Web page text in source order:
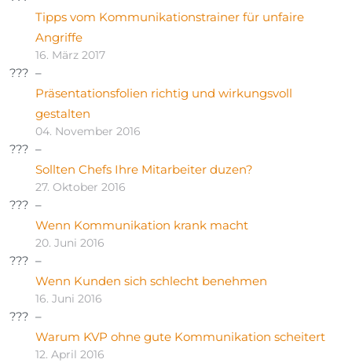
Tipps vom Kommunikationstrainer für unfaire
Angriffe
16. März 2017
Präsentationsfolien richtig und wirkungsvoll
gestalten
04. November 2016
Sollten Chefs Ihre Mitarbeiter duzen?
27. Oktober 2016
Wenn Kommunikation krank macht
20. Juni 2016
Wenn Kunden sich schlecht benehmen
16. Juni 2016
Warum KVP ohne gute Kommunikation scheitert
12. April 2016